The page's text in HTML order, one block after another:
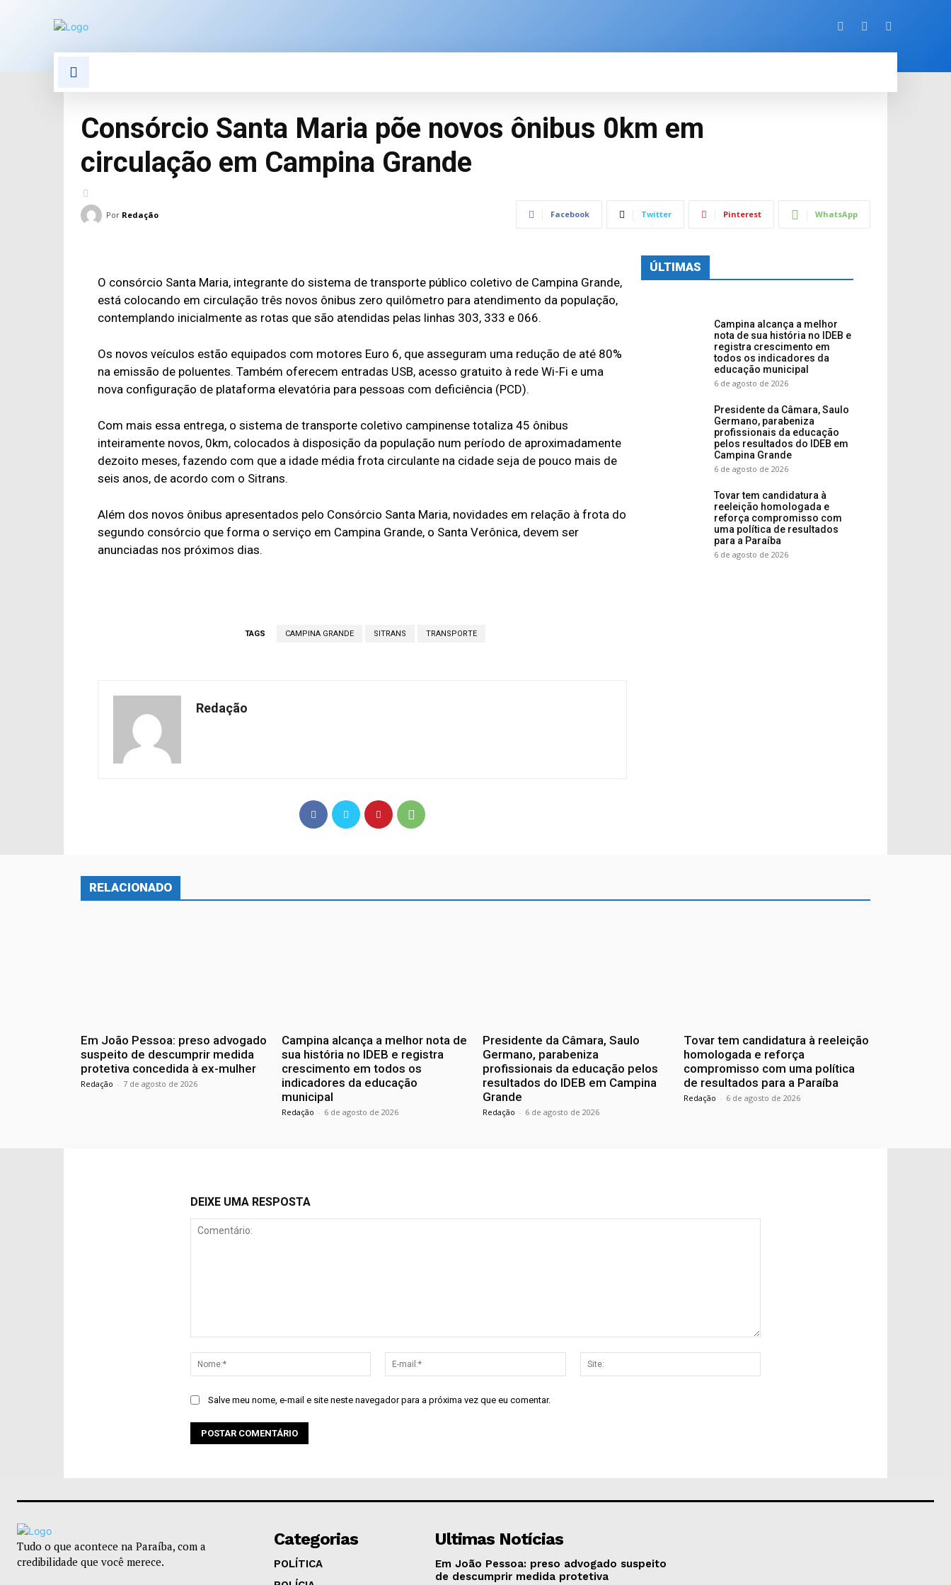
Consórcio Santa Maria põe novos ônibus 0km em
circulação em Campina Grande
Por Redação Facebook Twitter Pinterest WhatsApp
O consórcio Santa Maria, integrante do sistema de transporte público coletivo de Campina Grande,
está colocando em circulação três novos ônibus zero quilômetro para atendimento da população,
contemplando inicialmente as rotas que são atendidas pelas linhas 303, 333 e 066.
Os novos veículos estão equipados com motores Euro 6, que asseguram uma redução de até 80%
na emissão de poluentes. Também oferecem entradas USB, acesso gratuito à rede Wi-Fi e uma
nova configuração de plataforma elevatória para pessoas com deficiência (PCD).
Com mais essa entrega, o sistema de transporte coletivo campinense totaliza 45 ônibus
inteiramente novos, 0km, colocados à disposição da população num período de aproximadamente
dezoito meses, fazendo com que a idade média frota circulante na cidade seja de pouco mais de
seis anos, de acordo com o Sitrans.
Além dos novos ônibus apresentados pelo Consórcio Santa Maria, novidades em relação à frota do
segundo consórcio que forma o serviço em Campina Grande, o Santa Verônica, devem ser
anunciadas nos próximos dias.
TAGS CAMPINA GRANDE SITRANS TRANSPORTE
Redação
ÚLTIMAS
Campina alcança a melhor
nota de sua história no IDEB e
registra crescimento em
todos os indicadores da
educação municipal
6 de agosto de 2026
Presidente da Câmara, Saulo
Germano, parabeniza
profissionais da educação
pelos resultados do IDEB em
Campina Grande
6 de agosto de 2026
Tovar tem candidatura à
reeleição homologada e
reforça compromisso com
uma política de resultados
para a Paraíba
6 de agosto de 2026
RELACIONADO
Em João Pessoa: preso advogado
suspeito de descumprir medida
protetiva concedida à ex-mulher
Redação - 7 de agosto de 2026
Campina alcança a melhor nota de
sua história no IDEB e registra
crescimento em todos os
indicadores da educação
municipal
Redação - 6 de agosto de 2026
Presidente da Câmara, Saulo
Germano, parabeniza
profissionais da educação pelos
resultados do IDEB em Campina
Grande
Redação - 6 de agosto de 2026
Tovar tem candidatura à reeleição
homologada e reforça
compromisso com uma política
de resultados para a Paraíba
Redação - 6 de agosto de 2026
DEIXE UMA RESPOSTA
Nome:*
mail:*
Salve meu nome, e-mail e site neste navegador para a próxima vez que eu comentar.
Tudo o que acontece na Paraíba, com a
credibilidade que você merece.
Categorias
POLÍTICA
Ultimas Notícias
Em João Pessoa: preso advogado suspeito
de descumprir medida protetiva